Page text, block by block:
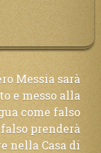
Messia sarà
e messo alla
come falso
prenderà
nella Casa di